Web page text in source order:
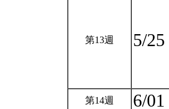
第13週 5/25
第14週 6/01